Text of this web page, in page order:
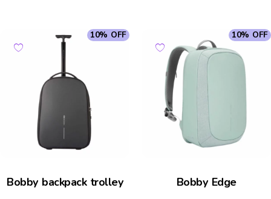
10% OFF
Bobby backpack trolley
10% OFF
Bobby Edge